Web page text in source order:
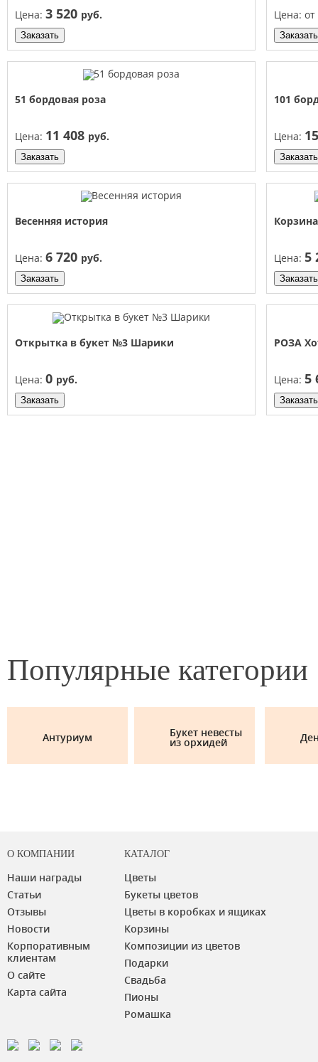
Цена: 3 520 руб.
Заказать
Цена: от
Заказать
51 бордовая роза
Цена: 11 408 руб.
Заказать
101
Цена:
Заказать
Весенняя история
Цена: 6 720 руб.
Заказать
Цена: 5
Заказать
Открытка в букет №3 Шарики
Цена: 0 руб.
Заказать
РОЗА
Цена: 5
Заказать
Популярные категории
Антуриум Букет невесты
из орхидей
О КОМПАНИИ
Наши награды
Статьи
Отзывы
Новости
Корпоративным
клиентам
О сайте
Карта сайта
КАТАЛОГ
Цветы
Букеты цветов
Цветы в коробках и ящиках
Корзины
Композиции из цветов
Подарки
Свадьба
Пионы
Ромашка